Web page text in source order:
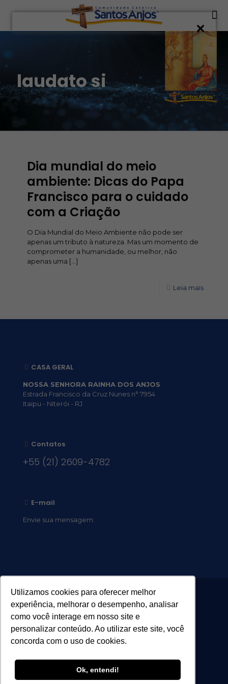
Utilizamos cookies para oferecer melhor
experiência, melhorar o desempenho, analisar
como você interage em nosso site e
personalizar conteúdo. Ao utilizar este site, você
concorda com o uso de cookies.
Ok, entendi!
laudato si
Dia mundial do meio
ambiente: Dicas do Papa
Francisco para o cuidado
com a Criação
O Dia Mundial do Meio Ambiente não pode ser
apenas um tributo à natureza. Mas um momento de
comprometer a humanidade, ou melhor, não
apenas uma […]
Leia mais
CASA GERAL
NOSSA SENHORA RAINHA DOS ANJOS
Estrada Francisco da Cruz Nunes n° 7954
Itaipu - Niterói - RJ
Contatos
+55 (21) 2609-4782
E-mail
Envie sua mensagem: